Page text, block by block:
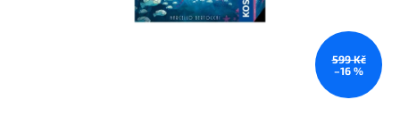
599 Kč
–16 %